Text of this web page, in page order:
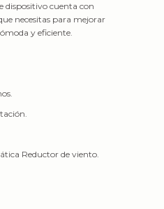
dispositivo cuenta con
necesitas para mejorar
y eficiente.
Reductor de viento.